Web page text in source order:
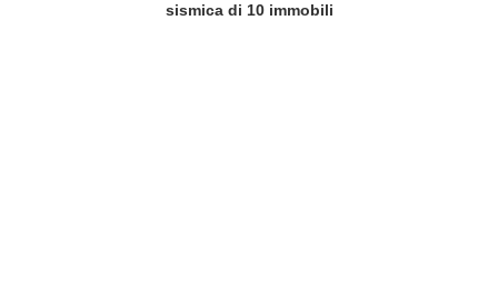
sismica di 10 immobili